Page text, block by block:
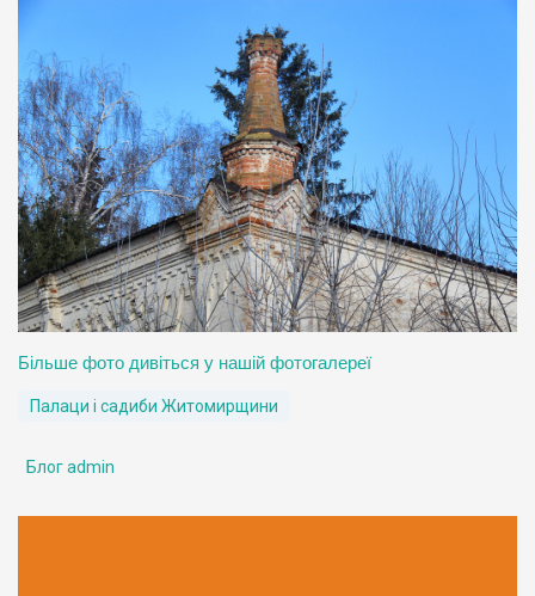
Більше фото дивіться у нашій фотогалереї
Палаци і садиби Житомирщини
Блог admin